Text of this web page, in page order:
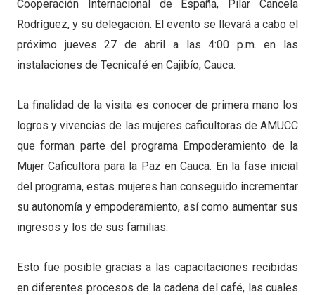
Cooperación Internacional de España, Pilar Cancela
Rodríguez, y su delegación. El evento se llevará a cabo el
próximo jueves 27 de abril a las 4:00 p.m. en las
instalaciones de Tecnicafé en Cajibío, Cauca.
La finalidad de la visita es conocer de primera mano los
logros y vivencias de las mujeres caficultoras de AMUCC
que forman parte del programa Empoderamiento de la
Mujer Caficultora para la Paz en Cauca. En la fase inicial
del programa, estas mujeres han conseguido incrementar
su autonomía y empoderamiento, así como aumentar sus
ingresos y los de sus familias.
Esto fue posible gracias a las capacitaciones recibidas
en diferentes procesos de la cadena del café, las cuales